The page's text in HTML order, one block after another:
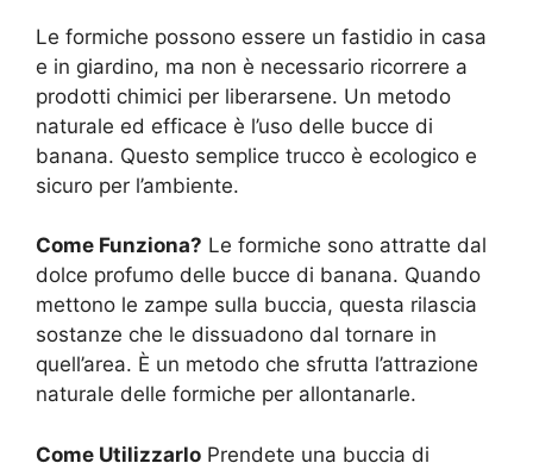
Le formiche possono essere un fastidio in casa
e in giardino, ma non è necessario ricorrere a
prodotti chimici per liberarsene. Un metodo
naturale ed efficace è l’uso delle bucce di
banana. Questo semplice trucco è ecologico e
sicuro per l’ambiente.
Come Funziona? Le formiche sono attratte dal
dolce profumo delle bucce di banana. Quando
mettono le zampe sulla buccia, questa rilascia
sostanze che le dissuadono dal tornare in
quell’area. È un metodo che sfrutta l’attrazione
naturale delle formiche per allontanarle.
Come Utilizzarlo Prendete una buccia di